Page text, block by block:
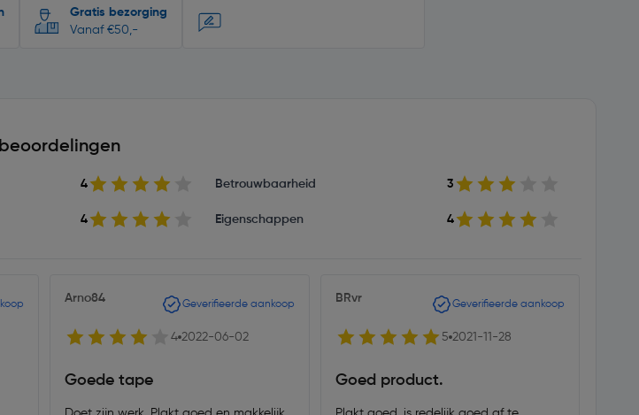
Gratis bezorging
Vanaf €50,-
4 Betrouwbaarheid 3
4 Eigenschappen 4
Arno84 Geverifieerde aankoop
4 2022-06-02
Goede tape
BRvr Geverifieerde aankoop
5 2021-11-28
Goed product.